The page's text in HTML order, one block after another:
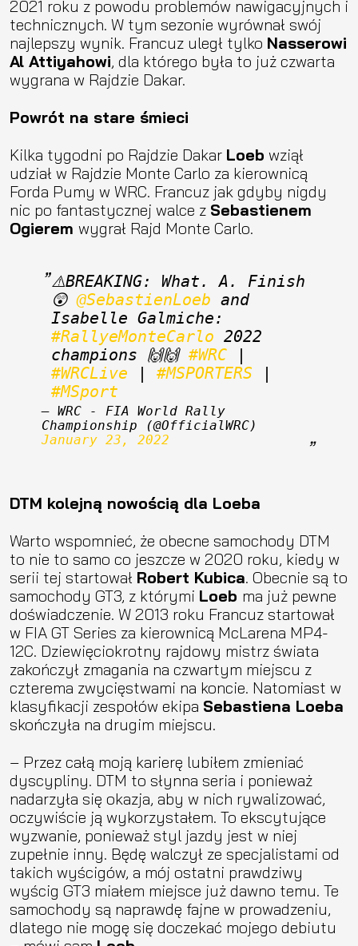
2021 roku z powodu problemów nawigacyjnych i
technicznych. W tym sezonie wyrównał swój
najlepszy wynik. Francuz uległ tylko Nasserowi
Al Attiyahowi, dla którego była to już czwarta
wygrana w Rajdzie Dakar.
Powrót na stare śmieci
Kilka tygodni po Rajdzie Dakar Loeb wziął
udział w Rajdzie Monte Carlo za kierownicą
Forda Pumy w WRC. Francuz jak gdyby nigdy
nic po fantastycznej walce z Sebastienem
Ogierem wygrał Rajd Monte Carlo.
⚠️BREAKING: What. A. Finish
😲 @SebastienLoeb and
#RallyeMonteCarlo 2022
champions 🙌🙌 #WRC
#WRCLive
#MSPORTERS
#MSport
— WRC - FIA World Rally
January 23, 2022
DTM kolejną nowością dla Loeba
Warto wspomnieć, że obecne samochody DTM
to nie to samo co jeszcze w 2020 roku, kiedy w
serii tej startował Robert Kubica. Obecnie są to
samochody GT3, z którymi Loeb ma już pewne
doświadczenie. W 2013 roku Francuz startował
w FIA GT Series za kierownicą McLarena MP4-
12C. Dziewięciokrotny rajdowy mistrz świata
zakończył zmagania na czwartym miejscu z
czterema zwycięstwami na koncie. Natomiast w
klasyfikacji zespołów ekipa Sebastiena Loeba
skończyła na drugim miejscu.
– Przez całą moją karierę lubiłem zmieniać
dyscypliny. DTM to słynna seria i ponieważ
nadarzyła się okazja, aby w nich rywalizować,
oczywiście ją wykorzystałem. To ekscytujące
wyzwanie, ponieważ styl jazdy jest w niej
zupełnie inny. Będę walczył ze specjalistami od
takich wyścigów, a mój ostatni prawdziwy
wyścig GT3 miałem miejsce już dawno temu. Te
samochody są naprawdę fajne w prowadzeniu,
dlatego nie mogę się doczekać mojego debiutu